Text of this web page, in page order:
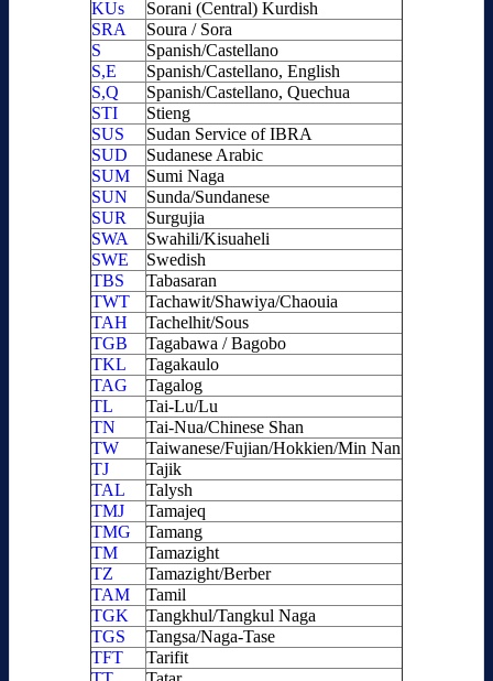
KUs
Sorani (Central) Kurdish
SRA
Soura / Sora
S
Spanish/Castellano
S,E
Spanish/Castellano, English
S,Q
Spanish/Castellano, Quechua
STI
Stieng
SUS
Sudan Service of IBRA
SUD
Sudanese Arabic
SUM
Sumi Naga
SUN
Sunda/Sundanese
SUR
Surgujia
SWA
Swahili/Kisuaheli
SWE
Swedish
TBS
Tabasaran
TWT
Tachawit/Shawiya/Chaouia
TAH
Tachelhit/Sous
TGB
Tagabawa / Bagobo
TKL
Tagakaulo
TAG
Tagalog
TL
Tai-Lu/Lu
TN
Tai-Nua/Chinese Shan
TW
Taiwanese/Fujian/Hokkien/Min Nan
TJ
Tajik
TAL
Talysh
TMJ
Tamajeq
TMG
Tamang
TM
Tamazight
TZ
Tamazight/Berber
TAM
Tamil
TGK
Tangkhul/Tangkul Naga
TGS
Tangsa/Naga-Tase
TFT
Tarifit